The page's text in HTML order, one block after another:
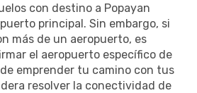
con destino a Popayan
principal. Sin embargo, si
más de un aeropuerto, es
el aeropuerto específico de
emprender tu camino con tus
resolver la conectividad de